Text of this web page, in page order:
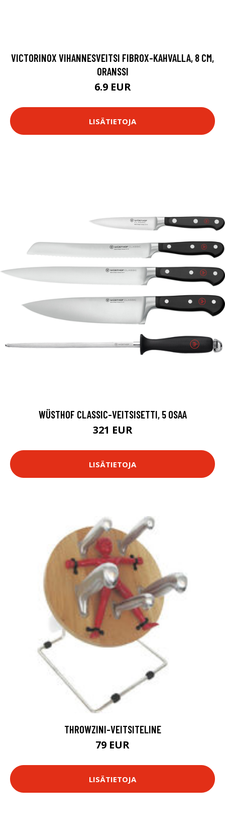
VICTORINOX VIHANNESVEITSI FIBROX-KAHVALLA, 8 CM,
ORANSSI
6.9 EUR
LISÄTIETOJA
WÜSTHOF CLASSIC-VEITSISETTI, 5 OSAA
321 EUR
LISÄTIETOJA
THROWZINI-VEITSITELINE
79 EUR
LISÄTIETOJA